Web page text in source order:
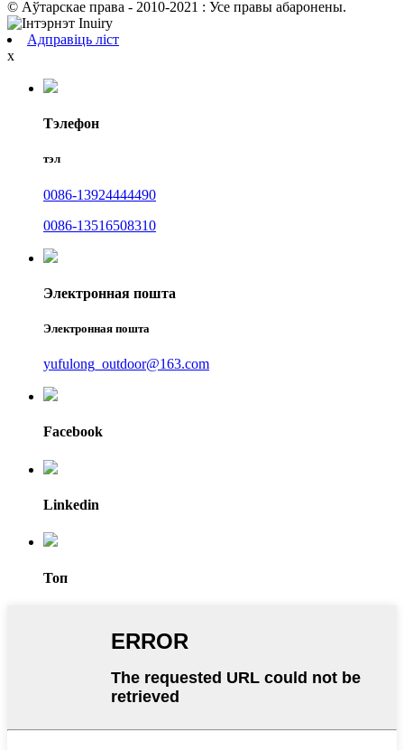
© Аўтарскае права - 2010-2021 : Усе правы абаронены.
Адправіць ліст
x
Тэлефон
тэл
0086-13924444490
0086-13516508310
Электронная пошта
Электронная пошта
yufulong_outdoor@163.com
Facebook
Linkedin
Топ